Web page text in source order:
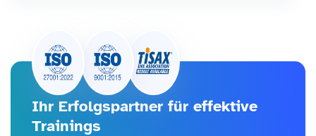
Ihr Erfolgspartner für effektive
Trainings